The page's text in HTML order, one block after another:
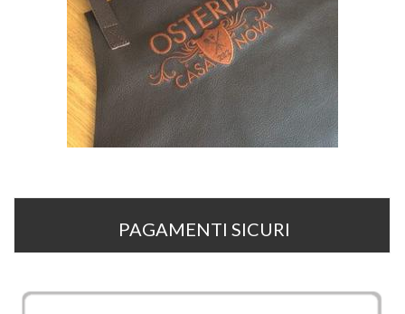
PAGAMENTI SICURI